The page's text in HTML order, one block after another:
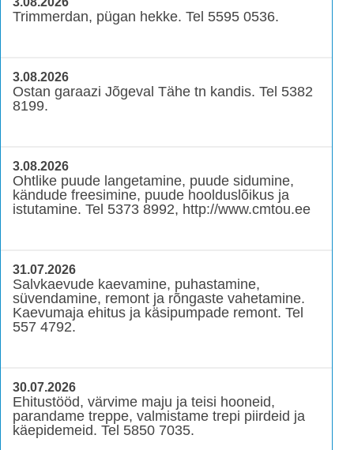
Trimmerdan, pügan hekke. Tel 5595 0536.
3.08.2026
Ostan garaazi Jõgeval Tähe tn kandis. Tel 5382
8199.
3.08.2026
Ohtlike puude langetamine, puude sidumine,
kändude freesimine, puude hoolduslõikus ja
istutamine. Tel 5373 8992, http://www.cmtou.ee
31.07.2026
Salvkaevude kaevamine, puhastamine,
süvendamine, remont ja rõngaste vahetamine.
Kaevumaja ehitus ja käsipumpade remont. Tel
557 4792.
30.07.2026
Ehitustööd, värvime maju ja teisi hooneid,
parandame treppe, valmistame trepi piirdeid ja
käepidemeid. Tel 5850 7035.